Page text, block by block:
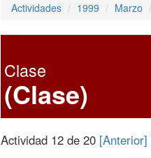
Actividades 1999 Marzo
Clase
(Clase)
Actividad 12 de 20 [Anterior]